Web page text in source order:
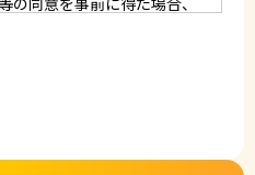
を除き、個人情報を第三者
に対応・管理するため
に応じます。